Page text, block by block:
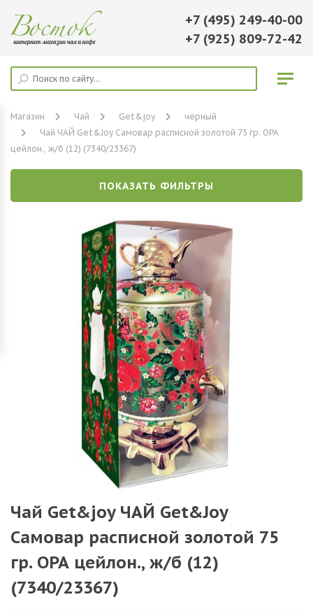
+7 (495) 249-40-00
+7 (925) 809-72-42
Магазин Чай Get&joy
черный
Чай ЧАЙ Get&Joy Самовар расписной золотой 75 гр. ОРА
цейлон., ж/б (12) (7340/23367)
ПОКАЗАТЬ ФИЛЬТРЫ
Чай Get&joy ЧАЙ Get&Joy
Самовар расписной золотой 75
гр. ОРА цейлон., ж/б (12)
(7340/23367)